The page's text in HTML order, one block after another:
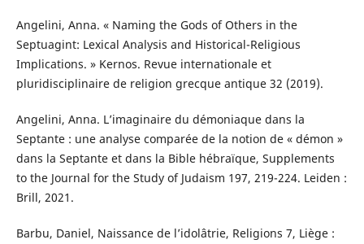
Angelini, Anna. « Naming the Gods of Others in the
Septuagint: Lexical Analysis and Historical-Religious
Implications. » Kernos. Revue internationale et
pluridisciplinaire de religion grecque antique 32 (2019).
Angelini, Anna. L’imaginaire du démoniaque dans la
Septante : une analyse comparée de la notion de « démon »
dans la Septante et dans la Bible hébraïque, Supplements
to the Journal for the Study of Judaism 197, 219-224. Leiden :
Brill, 2021.
Barbu, Daniel, Naissance de l’idolâtrie, Religions 7, Liège :